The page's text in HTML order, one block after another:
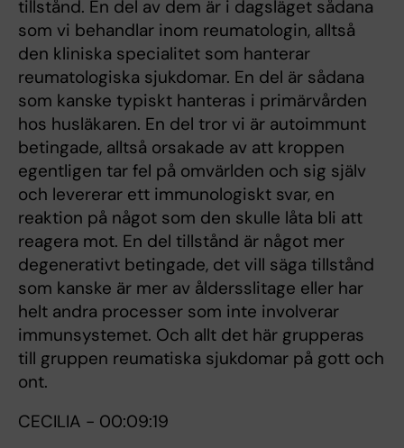
tillstånd. En del av dem är i dagsläget sådana
som vi behandlar inom reumatologin, alltså
den kliniska specialitet som hanterar
reumatologiska sjukdomar. En del är sådana
som kanske typiskt hanteras i primärvården
hos husläkaren. En del tror vi är autoimmunt
betingade, alltså orsakade av att kroppen
egentligen tar fel på omvärlden och sig själv
och levererar ett immunologiskt svar, en
reaktion på något som den skulle låta bli att
reagera mot. En del tillstånd är något mer
degenerativt betingade, det vill säga tillstånd
som kanske är mer av åldersslitage eller har
helt andra processer som inte involverar
immunsystemet. Och allt det här grupperas
till gruppen reumatiska sjukdomar på gott och
ont.
CECILIA - 00:09:19